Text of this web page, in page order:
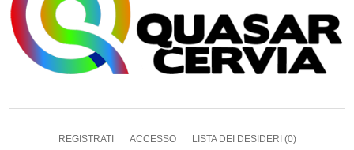
REGISTRATI ACCESSO LISTA DEI DESIDERI (0)